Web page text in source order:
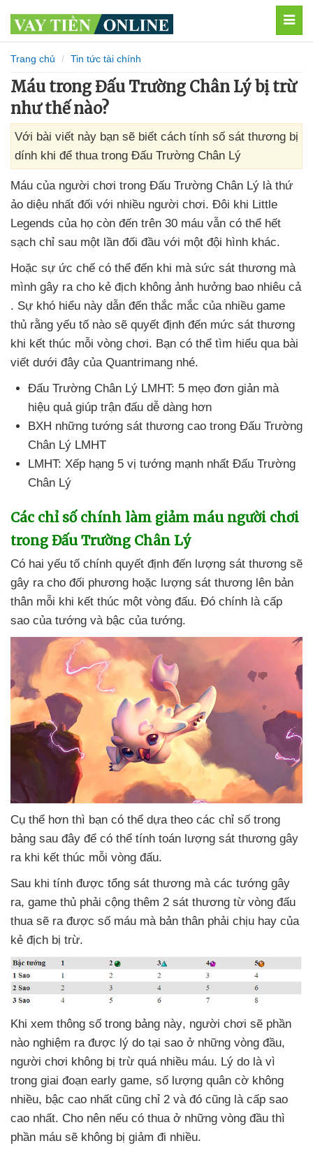
Trang chủ Tin tức tài chính
Máu trong Đấu Trường Chân Lý bị trừ
như thế nào?
Với bài viết này bạn sẽ biết cách tính số sát thương bị
dính khi để thua trong Đấu Trường Chân Lý
Máu của người chơi trong Đấu Trường Chân Lý là thứ
ảo diệu nhất đối với nhiều người chơi. Đôi khi Little
Legends của họ còn đến trên 30 máu vẫn có thể hết
sạch chỉ sau một lần đối đầu với một đội hình khác.
Hoặc sự ức chế có thể đến khi mà sức sát thương mà
mình gây ra cho kẻ địch không ảnh hưởng bao nhiêu cả
. Sự khó hiểu này dẫn đến thắc mắc của nhiều game
thủ rằng yếu tố nào sẽ quyết định đến mức sát thương
khi kết thúc mỗi vòng chơi. Bạn có thể tìm hiểu qua bài
viết dưới đây của Quantrimang nhé.
Đấu Trường Chân Lý LMHT: 5 mẹo đơn giản mà
hiệu quả giúp trận đấu dễ dàng hơn
BXH những tướng sát thương cao trong Đấu Trường
Chân Lý LMHT
LMHT: Xếp hạng 5 vị tướng mạnh nhất Đấu Trường
Chân Lý
Các chỉ số chính làm giảm máu người chơi
trong Đấu Trường Chân Lý
Có hai yếu tố chính quyết định đến lượng sát thương sẽ
gây ra cho đối phương hoặc lượng sát thương lên bản
thân mỗi khi kết thúc một vòng đấu. Đó chính là cấp
sao của tướng và bậc của tướng.
Cụ thể hơn thì bạn có thể dựa theo các chỉ số trong
bảng sau đây để có thể tính toán lượng sát thương gây
ra khi kết thúc mỗi vòng đấu.
Sau khi tính được tổng sát thương mà các tướng gây
ra, game thủ phải cộng thêm 2 sát thương từ vòng đấu
thua sẽ ra được số máu mà bản thân phải chịu hay của
kẻ địch bị trừ.
Khi xem thông số trong bảng này, người chơi sẽ phần
nào nghiệm ra được lý do tại sao ở những vòng đầu,
người chơi không bị trừ quá nhiều máu. Lý do là vì
trong giai đoạn early game, số lượng quân cờ không
nhiều, bậc cao nhất cũng chỉ 2 và đó cũng là cấp sao
cao nhất. Cho nên nếu có thua ở những vòng đầu thì
phần máu sẽ không bị giảm đi nhiều.